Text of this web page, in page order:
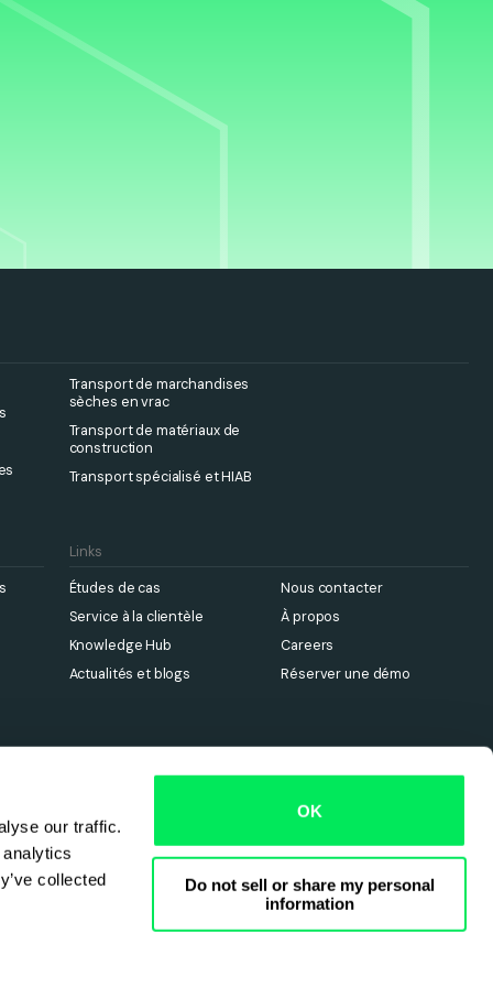
our traffic.
collected
OK
Do not sell or share my personal
information
Transport de marchandises
sèches en vrac
Transport de matériaux de
construction
Transport spécialisé et HIAB
Links
Études de cas
Service à la clientèle
Knowledge Hub
Actualités et blogs
Nous contacter
À propos
Careers
Réserver une démo